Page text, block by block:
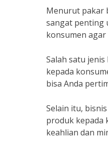
Menurut pakar
sangat penting
konsumen
Salah satu
kepada
bisa Anda
Selain itu,
produk kepada
keahlian dan